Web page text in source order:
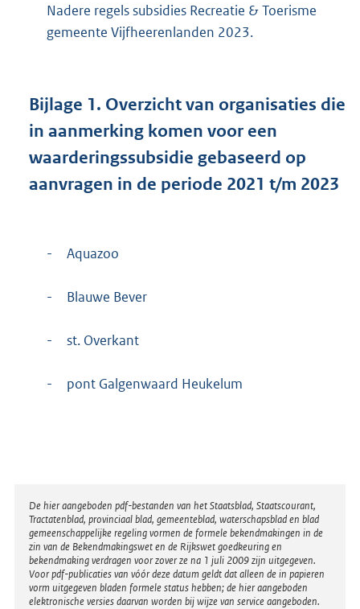
Nadere regels subsidies Recreatie & Toerisme
gemeente Vijfheerenlanden 2023.
Bijlage 1. Overzicht van organisaties die
in aanmerking komen voor een
waarderingssubsidie gebaseerd op
aanvragen in de periode 2021 t/m 2023
- Aquazoo
- Blauwe Bever
- st. Overkant
- pont Galgenwaard Heukelum
Disclaimer
De hier aangeboden pdf-bestanden van het Staatsblad, Staatscourant,
Tractatenblad, provinciaal blad, gemeenteblad, waterschapsblad en blad
gemeenschappelijke regeling vormen de formele bekendmakingen in de
zin van de Bekendmakingswet en de Rijkswet goedkeuring en
bekendmaking verdragen voor zover ze na 1 juli 2009 zijn uitgegeven.
Voor pdf-publicaties van vóór deze datum geldt dat alleen de in papieren
vorm uitgegeven bladen formele status hebben; de hier aangeboden
elektronische versies daarvan worden bij wijze van service aangeboden.